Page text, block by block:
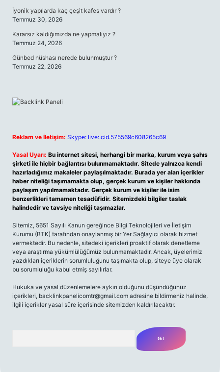
İyonik yapılarda kaç çeşit kafes vardır ?
Temmuz 30, 2026
Kararsız kaldığımızda ne yapmalıyız ?
Temmuz 24, 2026
Günbed nüshası nerede bulunmuştur ?
Temmuz 22, 2026
Reklam ve İletişim: Skype: live:.cid.575569c608265c69
Yasal Uyarı: Bu internet sitesi, herhangi bir marka, kurum veya şahıs
şirketi ile hiçbir bağlantısı bulunmamaktadır. Sitede yalnızca kendi
hazırladığımız makaleler paylaşılmaktadır. Burada yer alan içerikler
haber niteliği taşımamakta olup, gerçek kurum ve kişiler hakkında
paylaşım yapılmamaktadır. Gerçek kurum ve kişiler ile isim
benzerlikleri tamamen tesadüfidir. Sitemizdeki bilgiler taslak
halindedir ve tavsiye niteliği taşımazlar.
Sitemiz, 5651 Sayılı Kanun gereğince Bilgi Teknolojileri ve İletişim
Kurumu (BTK) tarafından onaylanmış bir Yer Sağlayıcı olarak hizmet
vermektedir. Bu nedenle, sitedeki içerikleri proaktif olarak denetleme
veya araştırma yükümlülüğümüz bulunmamaktadır. Ancak, üyelerimiz
yazdıkları içeriklerin sorumluluğunu taşımakta olup, siteye üye olarak
bu sorumluluğu kabul etmiş sayılırlar.
Hukuka ve yasal düzenlemelere aykırı olduğunu düşündüğünüz
içerikleri, backlinkpanelicomtr@gmail.com adresine bildirmeniz halinde,
ilgili içerikler yasal süre içerisinde sitemizden kaldırılacaktır.